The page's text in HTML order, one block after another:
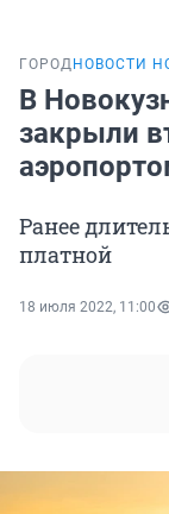
ГОРОД НОВОСТИ
В
закрыли
Ранее
платной
18 июля 2022, 11:00